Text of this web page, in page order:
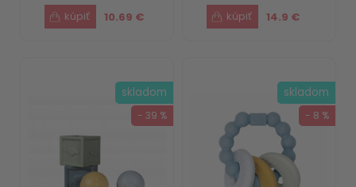
10.69 € 14.9 €
skladom
- 39 %
skladom
- 8 %